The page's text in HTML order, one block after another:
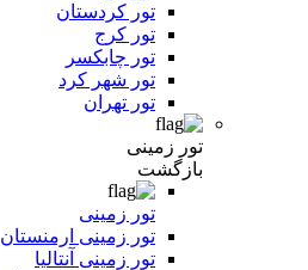
تور کردستان
تور کرج
تور چابکسر
تور شهر کرد
تور تهران
تور زمینی
بازگشت
تور زمینی
تور زمینی ارمنستان
تور زمینی آنتالیا